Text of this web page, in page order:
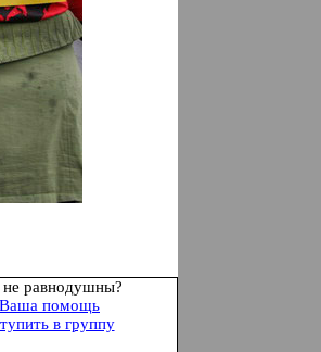
равнодушны?
Ваша помощь
в группу